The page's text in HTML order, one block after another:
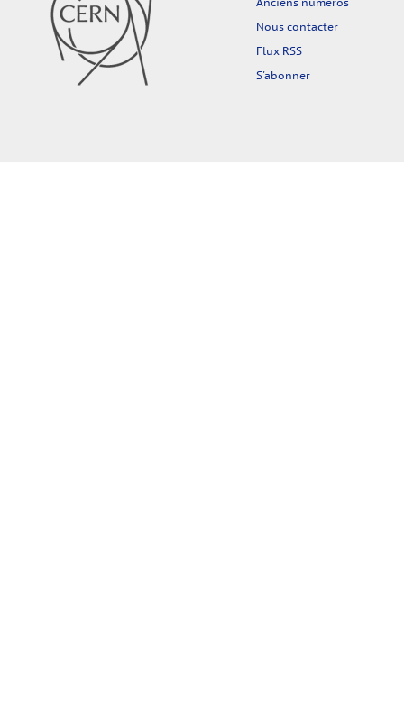
Nous contacter
Flux RSS
S'abonner